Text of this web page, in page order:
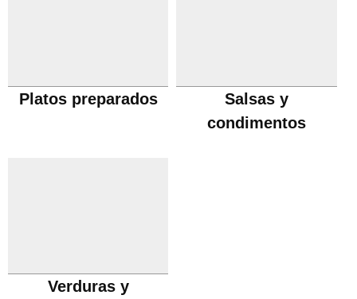
Platos preparados
Salsas y
condimentos
Verduras y